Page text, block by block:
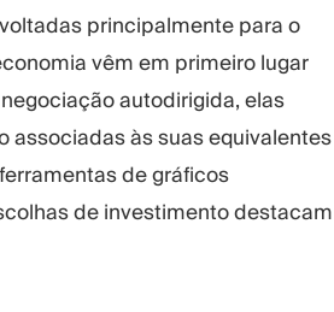
principalmente para o
vêm em primeiro lugar
autodirigida, elas
associadas às suas equivalentes
de gráficos
de investimento destacam